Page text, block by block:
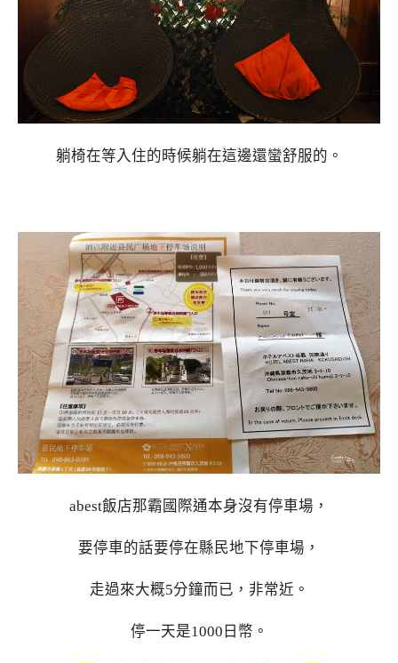
躺椅在等入住的時候躺在這邊還蠻舒服的。
abest飯店那霸國際通本身沒有停車場，
要停車的話要停在縣民地下停車場，
走過來大概5分鐘而已，非常近。
停一天是1000日幣。